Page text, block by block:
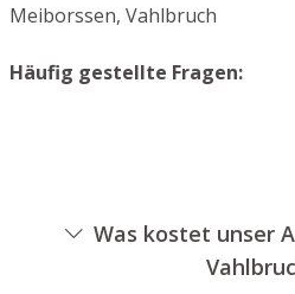
Meiborssen, Vahlbruch
Häufig gestellte Fragen:
Was kostet unser Aufsperrservice in